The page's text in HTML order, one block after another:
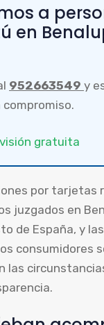
a
en
952663549 y
gratuita
por tarjetas
juzgados en
de España, y
consumidores
las